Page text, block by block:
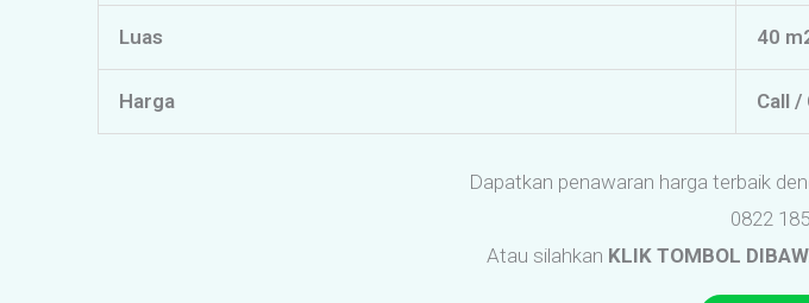
Luas 40
Harga Call /
Dapatkan penawaran harga terbaik
0822
Atau silahkan KLIK TOMBOL